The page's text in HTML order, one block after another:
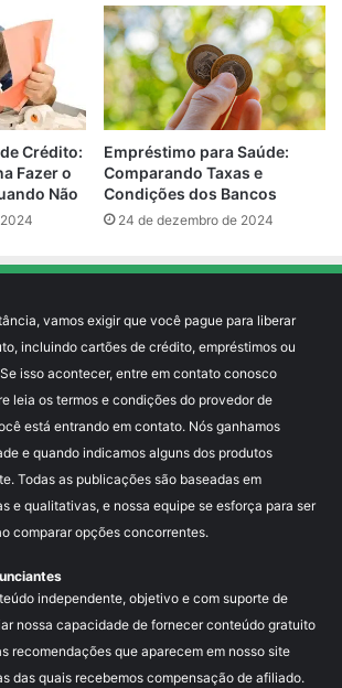
Crédito:
Fazer o
Não
Empréstimo para Saúde:
Comparando Taxas e
Condições dos Bancos
24 de dezembro de 2024
vamos exigir que você pague para liberar
incluindo cartões de crédito, empréstimos ou
isso acontecer, entre em contato conosco
leia os termos e condições do provedor de
está entrando em contato. Nós ganhamos
e quando indicamos alguns dos produtos
Todas as publicações são baseadas em
e qualitativas, e nossa equipe se esforça para ser
comparar opções concorrentes.
independente, objetivo e com suporte de
nossa capacidade de fornecer conteúdo gratuito
recomendações que aparecem em nosso site
das quais recebemos compensação de afiliado.